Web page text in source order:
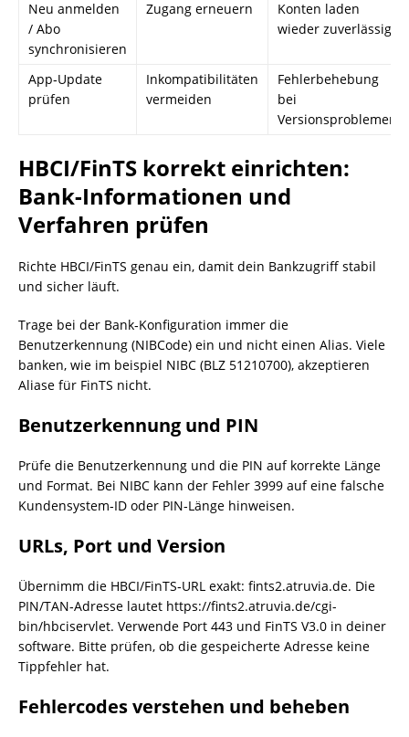
Neu anmelden
/ Abo
synchronisieren
Zugang erneuern
Konten laden
wieder zuverlässig
App‑Update
prüfen
Inkompatibilitäten
vermeiden
Fehlerbehebung
bei
Versionsproblemen
HBCI/FinTS korrekt einrichten:
Bank-Informationen und
Verfahren prüfen
Richte HBCI/FinTS genau ein, damit dein Bankzugriff stabil
und sicher läuft.
Trage bei der Bank‑Konfiguration immer die
Benutzerkennung (NIBCode) ein und nicht einen Alias. Viele
banken, wie im beispiel NIBC (BLZ 51210700), akzeptieren
Aliase für FinTS nicht.
Benutzerkennung und PIN
Prüfe die Benutzerkennung und die PIN auf korrekte Länge
und Format. Bei NIBC kann der Fehler 3999 auf eine falsche
Kundensystem‑ID oder PIN‑Länge hinweisen.
URLs, Port und Version
Übernimm die HBCI/FinTS‑URL exakt: fints2.atruvia.de. Die
PIN/TAN‑Adresse lautet https://fints2.atruvia.de/cgi-
bin/hbciservlet. Verwende Port 443 und FinTS V3.0 in deiner
software. Bitte prüfen, ob die gespeicherte Adresse keine
Tippfehler hat.
Fehlercodes verstehen und beheben